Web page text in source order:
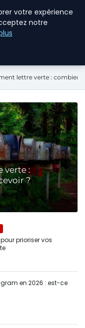
lettre verte : combien
verte :
?
prioriser vos
en 2026 : est-ce
votre expérience
notre